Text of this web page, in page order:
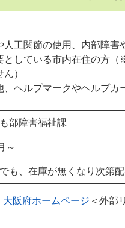
人工関節の使用、内部障害
としている市内在住の方
ん）
、ヘルプマークやヘルプカ
部障害福祉課
～
でも、在庫が無くなり次第
大阪府ホームページ ＜外部